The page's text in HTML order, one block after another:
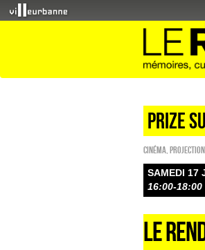
PRIZE
Cinéma
SAMEDI 17
16:00-18:00
LE